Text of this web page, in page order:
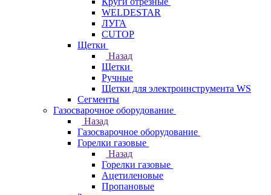
WELDESTAR
ЛУГА
CUTOP
Щетки
Назад
Щетки
Ручные
Щетки для электроинструмента WS
Сегменты
Газосварочное оборудование
Назад
Газосварочное оборудование
Горелки газовые
Назад
Горелки газовые
Ацетиленовые
Пропановые